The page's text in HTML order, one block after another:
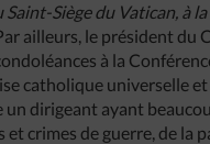
Siège du Vatican, à
ailleurs, le président du
à la
catholique universelle
dirigeant ayant
crimes de guerre, de la